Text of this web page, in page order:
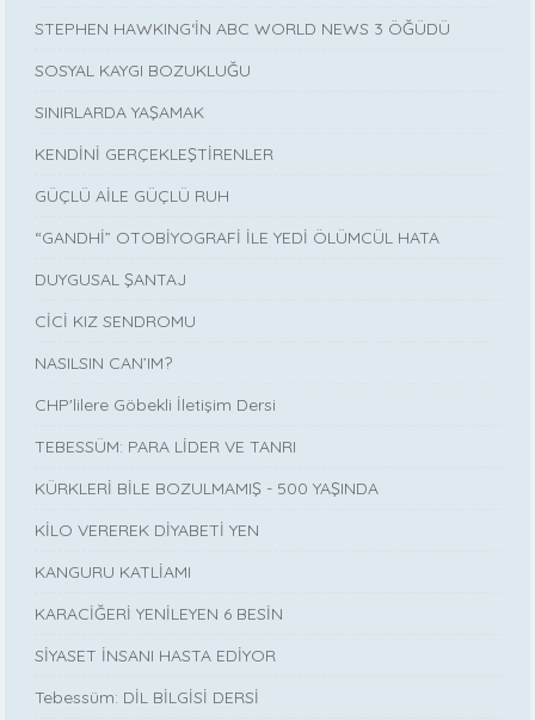
STEPHEN HAWKING‘İN ABC WORLD NEWS 3 ÖĞÜDÜ
SOSYAL KAYGI BOZUKLUĞU
SINIRLARDA YAŞAMAK
KENDİNİ GERÇEKLEŞTİRENLER
GÜÇLÜ AİLE GÜÇLÜ RUH
“GANDHİ” OTOBİYOGRAFİ İLE YEDİ ÖLÜMCÜL HATA
DUYGUSAL ŞANTAJ
CİCİ KIZ SENDROMU
NASILSIN CAN’IM?
CHP'lilere Göbekli İletişim Dersi
TEBESSÜM: PARA LİDER VE TANRI
KÜRKLERİ BİLE BOZULMAMIŞ - 500 YAŞINDA
KİLO VEREREK DİYABETİ YEN
KANGURU KATLİAMI
KARACİĞERİ YENİLEYEN 6 BESİN
SİYASET İNSANI HASTA EDİYOR
Tebessüm: DİL BİLGİSİ DERSİ